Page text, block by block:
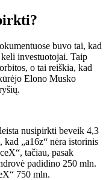
buvo tai, kad
investuotojai. Taip
o tai reiškia, kad
Elono Musko
nusipirkti beveik 4,3
„a16z“ nėra istorinis
tačiau, pasak
padidino 250 mln.
750 mln.